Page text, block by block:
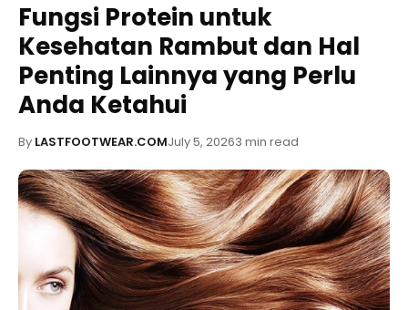
Fungsi Protein untuk
Kesehatan Rambut dan Hal
Penting Lainnya yang Perlu
Anda Ketahui
By LASTFOOTWEAR.COMJuly 5, 20263 min read